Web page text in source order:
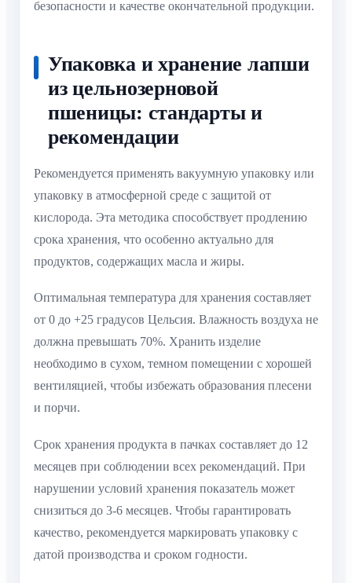
безопасности и качестве окончательной продукции.
Упаковка и хранение лапши
из цельнозерновой
пшеницы: стандарты и
рекомендации
Рекомендуется применять вакуумную упаковку или
упаковку в атмосферной среде с защитой от
кислорода. Эта методика способствует продлению
срока хранения, что особенно актуально для
продуктов, содержащих масла и жиры.
Оптимальная температура для хранения составляет
от 0 до +25 градусов Цельсия. Влажность воздуха не
должна превышать 70%. Хранить изделие
необходимо в сухом, темном помещении с хорошей
вентиляцией, чтобы избежать образования плесени
и порчи.
Срок хранения продукта в пачках составляет до 12
месяцев при соблюдении всех рекомендаций. При
нарушении условий хранения показатель может
снизиться до 3-6 месяцев. Чтобы гарантировать
качество, рекомендуется маркировать упаковку с
датой производства и сроком годности.